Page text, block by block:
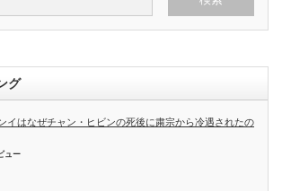
グ
イはなぜチャン・ヒビンの死後に粛宗から冷遇されたの
ュー